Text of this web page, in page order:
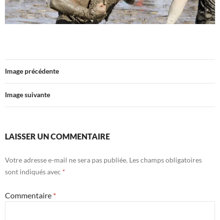
Image précédente
Image suivante
LAISSER UN COMMENTAIRE
Votre adresse e-mail ne sera pas publiée. Les champs obligatoires
sont indiqués avec *
Commentaire *